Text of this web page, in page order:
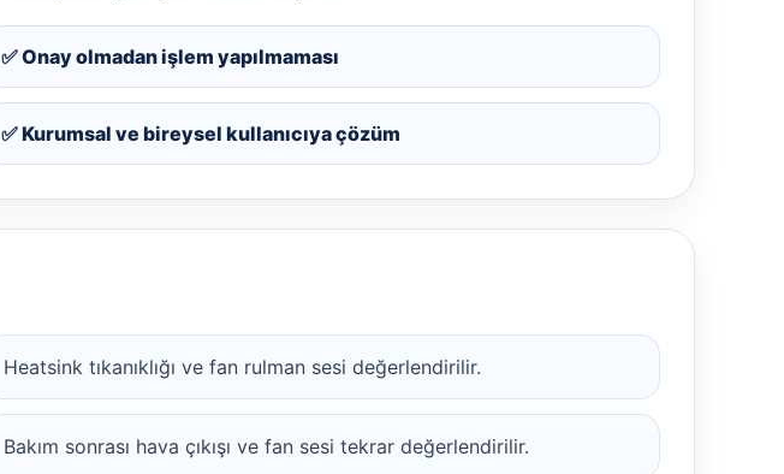
✅ Onay olmadan işlem yapılmaması
✅ Kurumsal ve bireysel kullanıcıya çözüm
Heatsink tıkanıklığı ve fan rulman sesi değerlendirilir.
Bakım sonrası hava çıkışı ve fan sesi tekrar değerlendirilir.